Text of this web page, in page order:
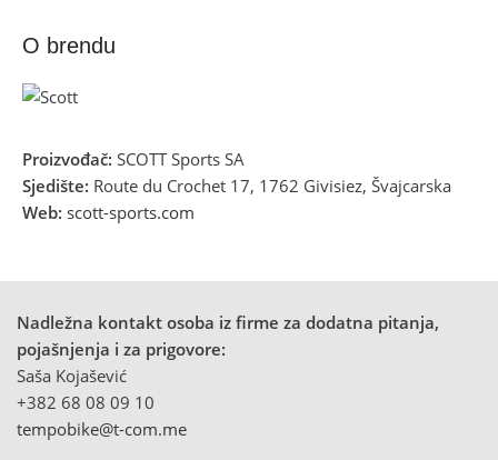
O brendu
Proizvođač: SCOTT Sports SA
Sjedište: Route du Crochet 17, 1762 Givisiez, Švajcarska
Web: scott-sports.com
Nadležna kontakt osoba iz firme za dodatna pitanja,
pojašnjenja i za prigovore:
Saša Kojašević
+382 68 08 09 10
tempobike@t-com.me